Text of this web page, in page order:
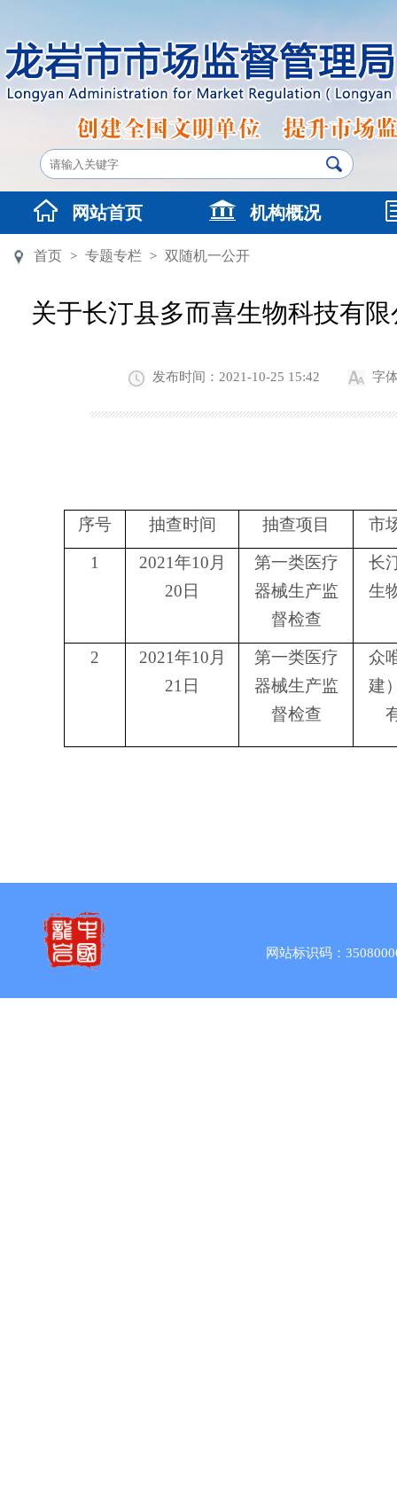
网站首页 机构概况
首页 > 专题专栏 > 双随机一公开
关于长汀县多而喜生物科技有
发布时间：2021-10-25 15:42 字
序号 抽查时间 抽查项目 市
1 2021年10 月
20 日
第一类医疗
器械生产监
督检查
长
生
2 2021年10 月
21 日
第一类医疗
器械生产监
督检查
众
建
网站标识码：